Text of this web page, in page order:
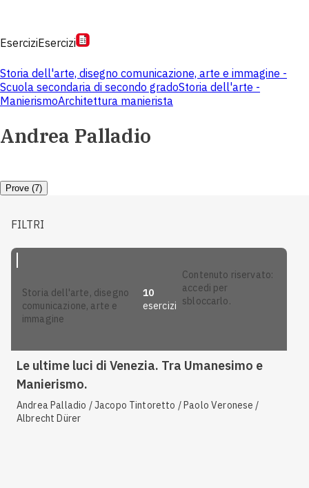
EserciziEsercizi
Storia dell'arte, disegno comunicazione, arte e immagine -
Scuola secondaria di secondo gradoStoria dell'arte -
ManierismoArchitettura manierista
Andrea Palladio
Prove (7)
FILTRI
storia dell'arte, disegno
comunicazione, arte e
immagine
10
esercizi
contenuto riservato:
accedi per
sbloccarlo.
Le ultime luci di Venezia. Tra Umanesimo e
Manierismo.
Andrea Palladio / Jacopo Tintoretto / Paolo Veronese /
Albrecht Dürer